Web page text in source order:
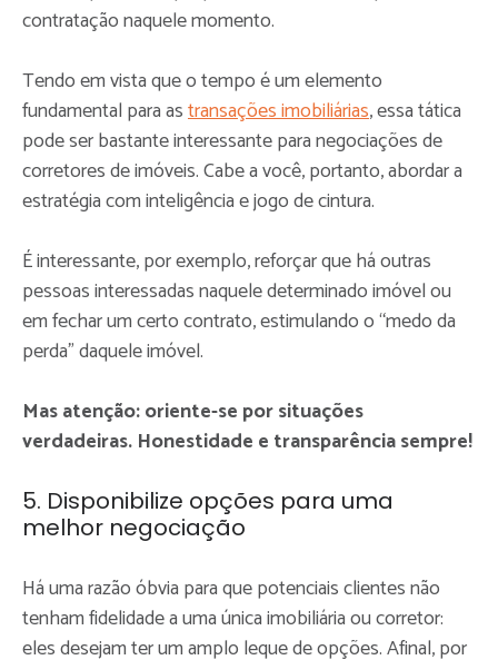
contratação naquele momento.
Tendo em vista que o tempo é um elemento
fundamental para astransações imobiliárias, essa tática
pode ser bastante interessante para negociações de
corretores de imóveis. Cabe a você, portanto, abordar a
estratégia com inteligência e jogo de cintura.
É interessante, por exemplo, reforçar que há outras
pessoas interessadas naquele determinado imóvel ou
em fechar um certo contrato, estimulando o “medo da
perda” daquele imóvel.
Mas atenção:oriente-se por situações
verdadeiras. Honestidade e transparência sempre!
5. Disponibilize opções para uma
melhor negociação
Há uma razão óbvia para que potenciais clientes não
tenham fidelidade a uma única imobiliária ou corretor:
eles desejam ter um amplo leque de opções. Afinal, por